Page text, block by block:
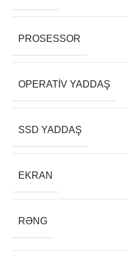
PROSESSOR
OPERATIV YADDAŞ
SSD YADDAŞ
EKRAN
RƏNG